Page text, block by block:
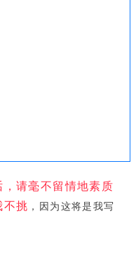
请毫不留情地素质
不挑 ，因为这将是我写